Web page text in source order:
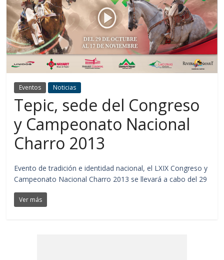
Eventos Noticias
Tepic, sede del Congreso
y Campeonato Nacional
Charro 2013
Evento de tradición e identidad nacional, el LXIX Congreso y
Campeonato Nacional Charro 2013 se llevará a cabo del 29
Ver más